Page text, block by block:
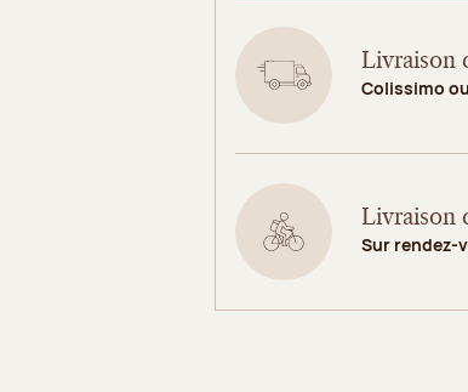
Livraison
Colissimo
Livraison
Sur rendez-